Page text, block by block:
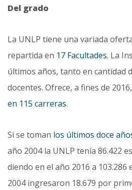
Del grado
La UNLP tiene una variada
repartida en 17 Facultades. La
últimos años, tanto en cantidad
docentes. Ofrece, a fines de 2016,
en 115 carreras.
Si se toman los últimos doce
año 2004 la UNLP tenía 86.422
diendo en el año 2016 a 103.286
2004 ingresaron 18.679 por